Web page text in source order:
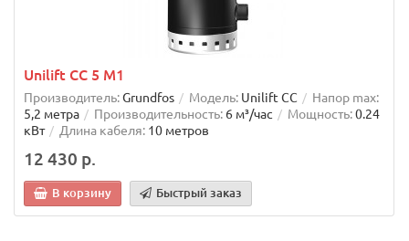
Unilift CC 5 M1
Производитель:Grundfos Модель: Unilift CC
Напор max:
5,2 метра
Производительность: 6 м³/час Мощность:0.24
кВт
Длина кабеля: 10 метров
12 430 р.
В корзину Быстрый заказ